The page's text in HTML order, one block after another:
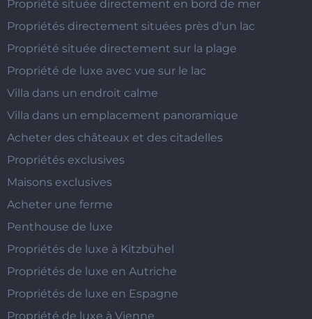
Propriété située directement en bord de mer
Propriétés directement situées près d'un lac
Propriété située directement sur la plage
Propriété de luxe avec vue sur le lac
Villa dans un endroit calme
Villa dans un emplacement panoramique
Acheter des châteaux et des citadelles
Propriétés exclusives
Maisons exclusives
Acheter une ferme
Penthouse de luxe
Propriétés de luxe à Kitzbühel
Propriétés de luxe en Autriche
Propriétés de luxe en Espagne
Propriété de luxe à Vienne